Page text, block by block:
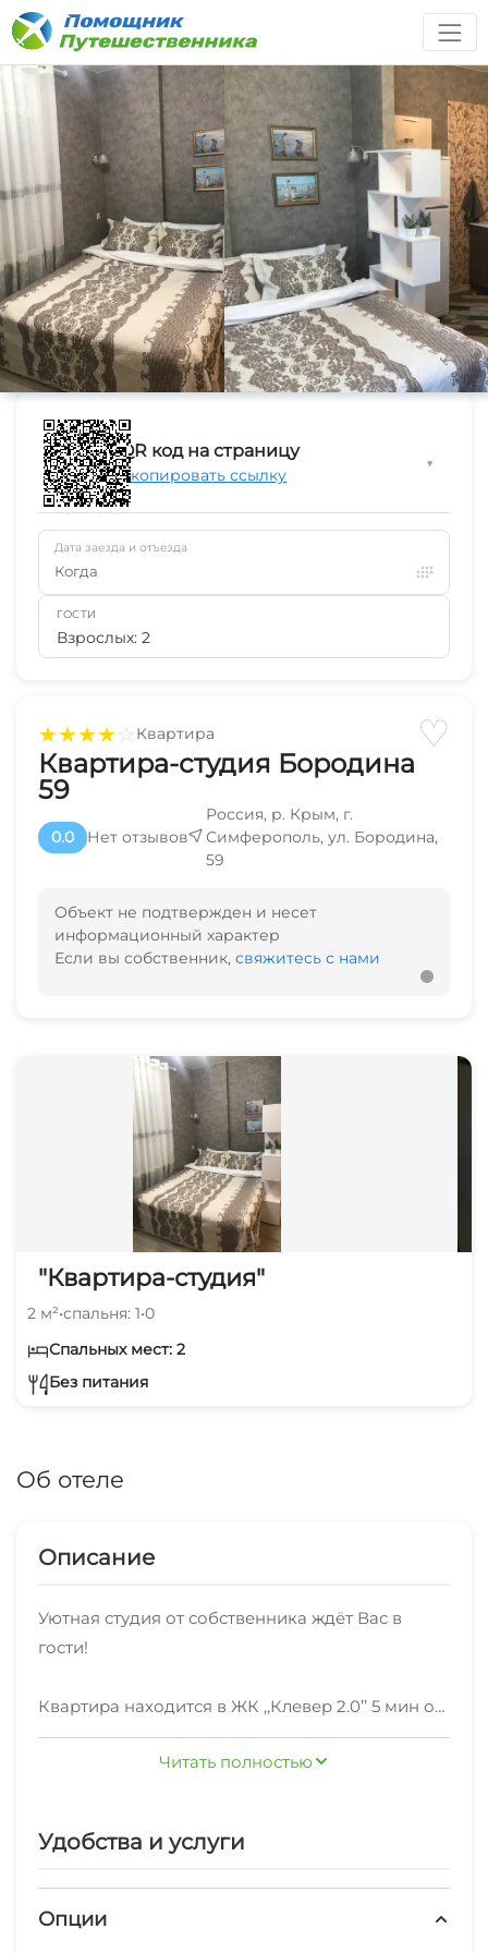
★★★★☆Квартира ♡
Квартира-студия Бородина
59
0.0 Нет отзывов
Россия, р. Крым, г.
Симферополь, ул. Бородина,
59
Объект не подтвержден и несет
информационный характер
Если вы собственник, свяжитесь с нами
"Квартира-студия"
2 м²•спальня: 1•0
Спальных мест: 2
Без питания
Об отеле
Описание
Уютная студия от собственника ждёт Вас в
гости!
Квартира находится в ЖК ,,Клевер 2.0’’ 5 мин от
остановки общественного транспорта "
Симферопольская центральная клиническая
магазины, аптека, кофейни.
Закрытая территория, детская площадка с
Читать полностью
Удобства и услуги
Опции
QR код на страницу
Скопировать ссылку
▼
Дата заезда и отъезда
Когда
ГОСТИ
Взрослых: 2